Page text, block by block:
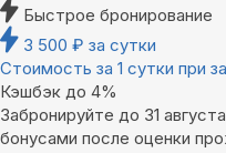
Быстрое бронирование
3 500 ₽ за сутки
Стоимость за 1 сутки при
Кэшбэк до 4%
Забронируйте до 31
бонусами после оценки